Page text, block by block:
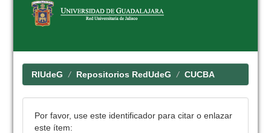
RIUdeG Repositorios RedUdeG CUCBA
Por favor, use este identificador para citar o enlazar
este ítem: